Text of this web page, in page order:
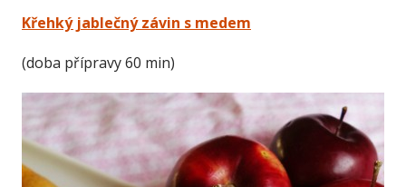
Křehký jablečný závin s medem
(doba přípravy 60 min)